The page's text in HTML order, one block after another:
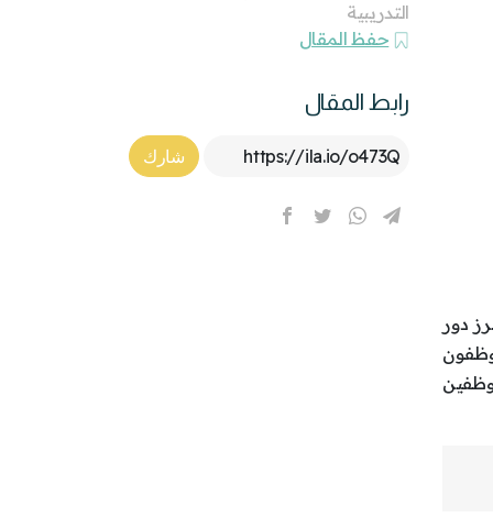
دور
التدريبية
حفظ المقال
رابط المقال
Article Link
شارك